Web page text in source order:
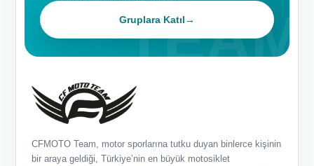
Gruplara Katıl→
CFMOTO Team, motor sporlarına tutku duyan binlerce kişinin
bir araya geldiği, Türkiye’nin en büyük motosiklet